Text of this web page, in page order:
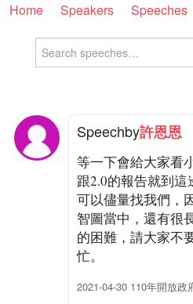
Home Speakers Speeches
Speechby許恩恩
等一下會給大家看
跟2.0的報告就到這
可以儘量找我們，
智圖當中，還有很
的困難，請大家不
忙。
2021-04-30 110年開放